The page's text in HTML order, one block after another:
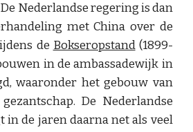
Nederlandse regering is dan
met China over de
de Bokseropstand(1899-
in de ambassadewijk in
waaronder het gebouw van
De Nederlandse
de jaren daarna net als veel